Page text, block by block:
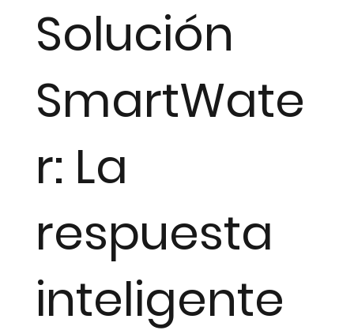
Solución
SmartWate
r: La
respuesta
inteligente